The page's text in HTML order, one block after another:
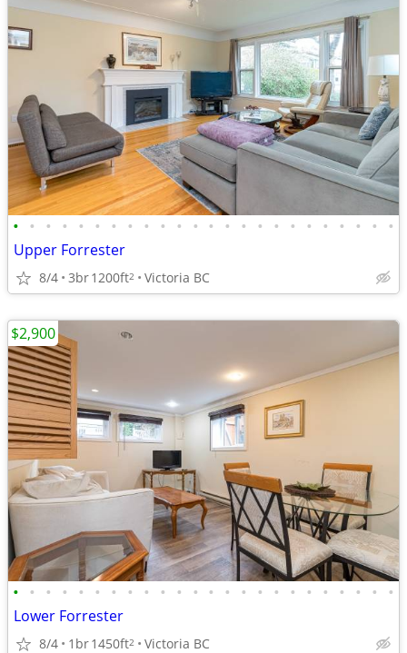
• • • • • • • • • • • • • • • • • • • • • • • •
Upper Forrester
8/4 3br1200ft2 Victoria BC
• • • • • • • • • • • • • • • • • • • • • • • •
Lower Forrester
8/4 1br1450ft2 Victoria BC
$2,900